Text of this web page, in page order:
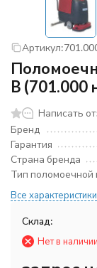
Артикул:
B (701.000
Написать
Бренд
Гарантия
Страна бренда
Тип
Все характеристики
Склад:
Нет в наличии